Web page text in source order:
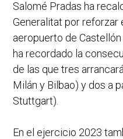
Salomé Pradas ha
Generalitat por
aeropuerto de
ha recordado la
de las que tres
Milán y Bilbao) y dos a
Stuttgart).
En el ejercicio 2023